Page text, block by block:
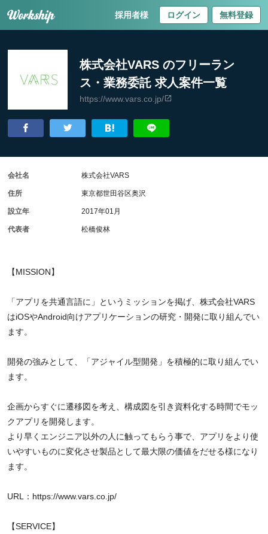
採用者様 ログイン 無料登録
株式会社VARS のフリーラン
ス・業務委託 求人案件一覧
https://www.vars.co.jp/
【MISSION】
「アプリを共通言語に」というミッションを掲げ、株式会社VARS
はiOSやAndroid向けアプリケーションの研究・開発に取り組んでい
ます。
開発の強みとして、「アジャイル型開発」を積極的に取り組んでい
ます。
企画からすぐに遷移図を考え、構成図を引き資料化する時間でモッ
クアプリを開発します。
より早くエンジニア以外の人に触ってもらう事で、アプリをより使
いやすいものに変化させ製品として最大限の価値をだせる様になり
ます。
URL：https://www.vars.co.jp/
【SERVICE】
会社名 株式会社VARS
住所 東京都世田谷区奥沢
設立年 2017年01月
代表者 松橋俊林